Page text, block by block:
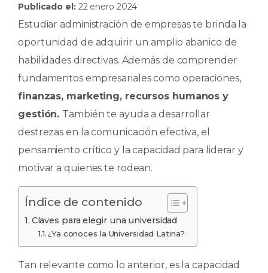
c
e
b
o
o
k
a
ts
A
p
p
k
e
dI
n
m
p
ar
ti
r
Publicado el: 22 enero 2024
Estudiar administración de empresas te brinda la
oportunidad de adquirir un amplio abanico de
habilidades directivas. Además de comprender
fundamentos empresariales como operaciones,
finanzas, marketing, recursos humanos y
gestión. También te ayuda a desarrollar
destrezas en la comunicación efectiva, el
pensamiento crítico y la capacidad para liderar y
motivar a quienes te rodean.
Índice de contenido
Claves para elegir una universidad
¿Ya conoces la Universidad Latina?
Tan relevante como lo anterior, es la capacidad